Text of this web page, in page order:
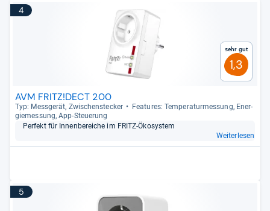
4
Sehr gut
1,3
AVM FRITZ!DECT 200
Typ: Mess­ge­rät, Zwi­schen­ste­cker
Fea­tu­res: Tem­pe­ra­tur­mes­sung, Ener­
gie­mes­sung, App-​Steue­rung
Per­fekt für Innen­be­rei­che im FRITZ-​Öko­sys­tem
Weiterlesen
5